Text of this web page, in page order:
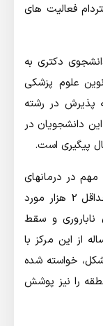
فعالیت های
دکتری به
علوم پزشکی
پذیرش در رشته
دانشجویان در
پیگیری است.
در درمانهای
ناباروری برشمرد و گفت : شاهد مراجعه حداقل 2 هزار مورد
و سقط
سینا هستیم و در یک برنامه 5 ساله از این مرکز با
خواسته شده
را نیز پوشش